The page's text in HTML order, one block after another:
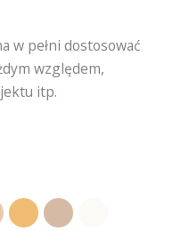
w pełni dostosować
względem,
itp.